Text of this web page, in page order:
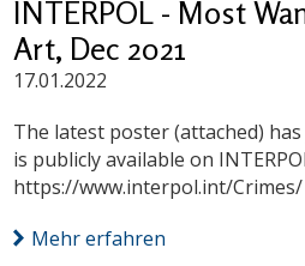
INTERPOL - Most
Art, Dec 2021
17.01.2022
The latest poster (attached)
is publicly available on
https://www.interpol.int/Crimes/
Mehr erfahren